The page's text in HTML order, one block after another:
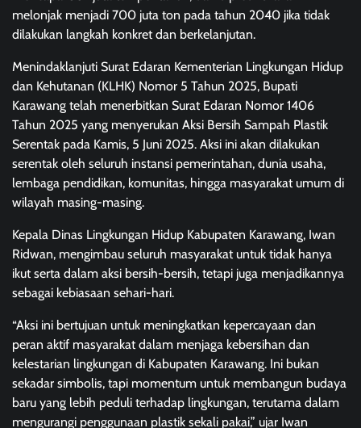
melonjak menjadi 700 juta ton pada tahun 2040 jika tidak
dilakukan langkah konkret dan berkelanjutan.
Menindaklanjuti Surat Edaran Kementerian Lingkungan Hidup
dan Kehutanan (KLHK) Nomor 5 Tahun 2025, Bupati
Karawang telah menerbitkan Surat Edaran Nomor 1406
Tahun 2025 yang menyerukan Aksi Bersih Sampah Plastik
Serentak pada Kamis, 5 Juni 2025. Aksi ini akan dilakukan
serentak oleh seluruh instansi pemerintahan, dunia usaha,
lembaga pendidikan, komunitas, hingga masyarakat umum di
wilayah masing-masing.
Kepala Dinas Lingkungan Hidup Kabupaten Karawang, Iwan
Ridwan, mengimbau seluruh masyarakat untuk tidak hanya
ikut serta dalam aksi bersih-bersih, tetapi juga menjadikannya
sebagai kebiasaan sehari-hari.
“Aksi ini bertujuan untuk meningkatkan kepercayaan dan
peran aktif masyarakat dalam menjaga kebersihan dan
kelestarian lingkungan di Kabupaten Karawang. Ini bukan
sekadar simbolis, tapi momentum untuk membangun budaya
baru yang lebih peduli terhadap lingkungan, terutama dalam
mengurangi penggunaan plastik sekali pakai,” ujar Iwan